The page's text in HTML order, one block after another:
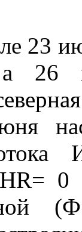
23
26
0